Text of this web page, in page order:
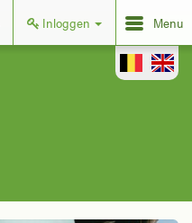
Inloggen Menu